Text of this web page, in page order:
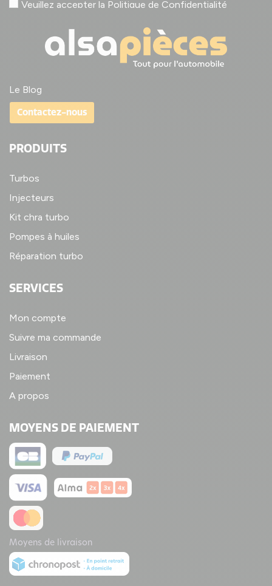
Veuillez accepter la Politique de Confidentialité
Le Blog
Contactez-nous
PRODUITS
Turbos
Injecteurs
Kit chra turbo
Pompes à huiles
Réparation turbo
SERVICES
Mon compte
Suivre ma commande
Livraison
Paiement
A propos
MOYENS DE PAIEMENT
Moyens de livraison